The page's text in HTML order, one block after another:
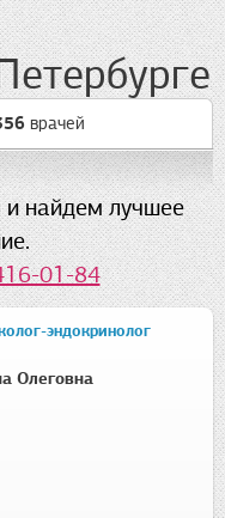
врачей
найдем лучшее
01-84
эндокринолог
Олеговна